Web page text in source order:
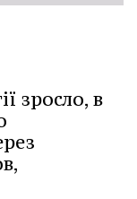
зросло, в